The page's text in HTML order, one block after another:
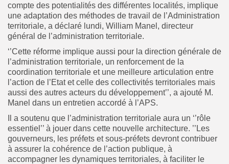
compte des potentialités des différentes localités, implique
une adaptation des méthodes de travail de l’Administration
territoriale, a déclaré lundi, William Manel, directeur
général de l’administration territoriale.
‘’Cette réforme implique aussi pour la direction générale de
l’administration territoriale, un renforcement de la
coordination territoriale et une meilleure articulation entre
l’action de l’Etat et celle des collectivités territoriales mais
aussi des autres acteurs du développement’’, a ajouté M.
Manel dans un entretien accordé à l’APS.
Il a soutenu que l’administration territoriale aura un ‘’rôle
essentiel’’ à jouer dans cette nouvelle architecture. ’’Les
gouverneurs, les préfets et sous-préfets devront contribuer
à assurer la cohérence de l’action publique, à
accompagner les dynamiques territoriales, à faciliter le